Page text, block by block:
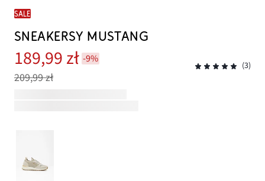
SALE
SNEAKERSY MUSTANG
189,99 zł -9%
209,99 zł
(3)